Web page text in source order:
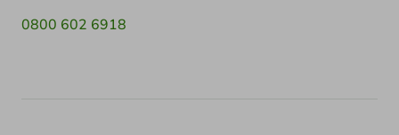
0800 602 6918